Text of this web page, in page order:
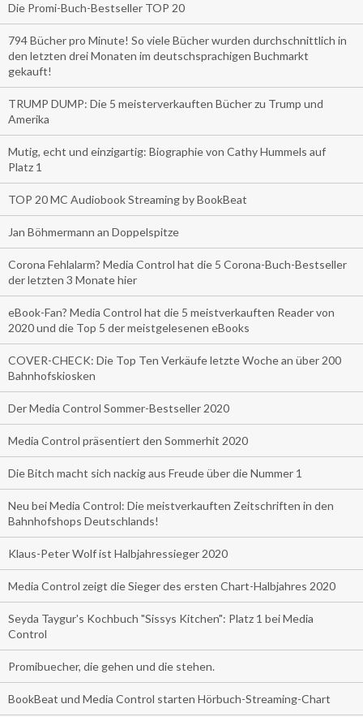
Die Promi-Buch-Bestseller TOP 20
794 Bücher pro Minute! So viele Bücher wurden durchschnittlich in
den letzten drei Monaten im deutschsprachigen Buchmarkt
gekauft!
TRUMP DUMP: Die 5 meisterverkauften Bücher zu Trump und
Amerika
Mutig, echt und einzigartig: Biographie von Cathy Hummels auf
Platz 1
TOP 20 MC Audiobook Streaming by BookBeat
Jan Böhmermann an Doppelspitze
Corona Fehlalarm? Media Control hat die 5 Corona-Buch-Bestseller
der letzten 3 Monate hier
eBook-Fan? Media Control hat die 5 meistverkauften Reader von
2020 und die Top 5 der meistgelesenen eBooks
COVER-CHECK: Die Top Ten Verkäufe letzte Woche an über 200
Bahnhofskiosken
Der Media Control Sommer-Bestseller 2020
Media Control präsentiert den Sommerhit 2020
Die Bitch macht sich nackig aus Freude über die Nummer 1
Neu bei Media Control: Die meistverkauften Zeitschriften in den
Bahnhofshops Deutschlands!
Klaus-Peter Wolf ist Halbjahressieger 2020
Media Control zeigt die Sieger des ersten Chart-Halbjahres 2020
Seyda Taygur's Kochbuch "Sissys Kitchen": Platz 1 bei Media
Control
Promibuecher, die gehen und die stehen.
BookBeat und Media Control starten Hörbuch-Streaming-Chart